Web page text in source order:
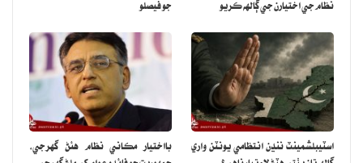
نظام جي اختيارن جي ڳالهه ڪريو
جو فيصلو
اسٽيبلشمينٽ ننڍن انتظامي يونٽن واري
بااختيار مڪاني نظام هئڻ گهرجي‏،